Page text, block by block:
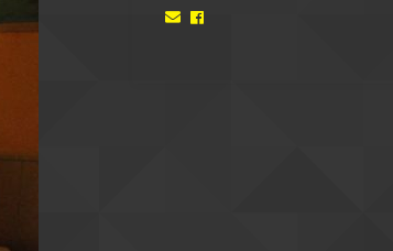
EmailFacebook